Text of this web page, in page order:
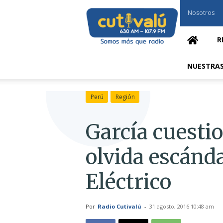
Cutivalú
Piura
Nosotros
Perú Región
García
olvida
Eléctrico
Por Radio Cutivalú - 31 agosto, 2016 10:48 am